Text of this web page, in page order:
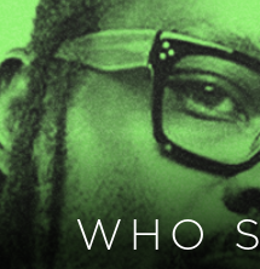
WHO